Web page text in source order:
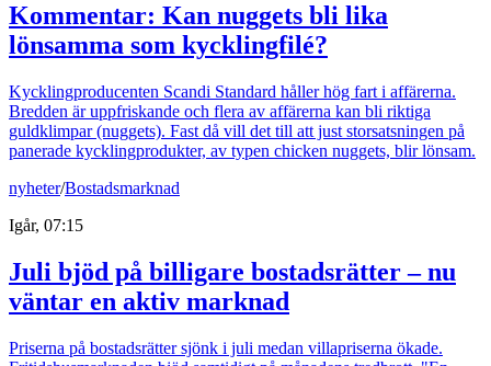
Kommentar: Kan nuggets bli lika
lönsamma som kycklingfilé?
Kycklingproducenten Scandi Standard håller hög fart i affärerna.
Bredden är uppfriskande och flera av affärerna kan bli riktiga
guldklimpar (nuggets). Fast då vill det till att just storsatsningen på
panerade kycklingprodukter, av typen chicken nuggets, blir lönsam.
nyheter/Bostadsmarknad
Igår, 07:15
Juli bjöd på billigare bostadsrätter – nu
väntar en aktiv marknad
Priserna på bostadsrätter sjönk i juli medan villapriserna ökade.